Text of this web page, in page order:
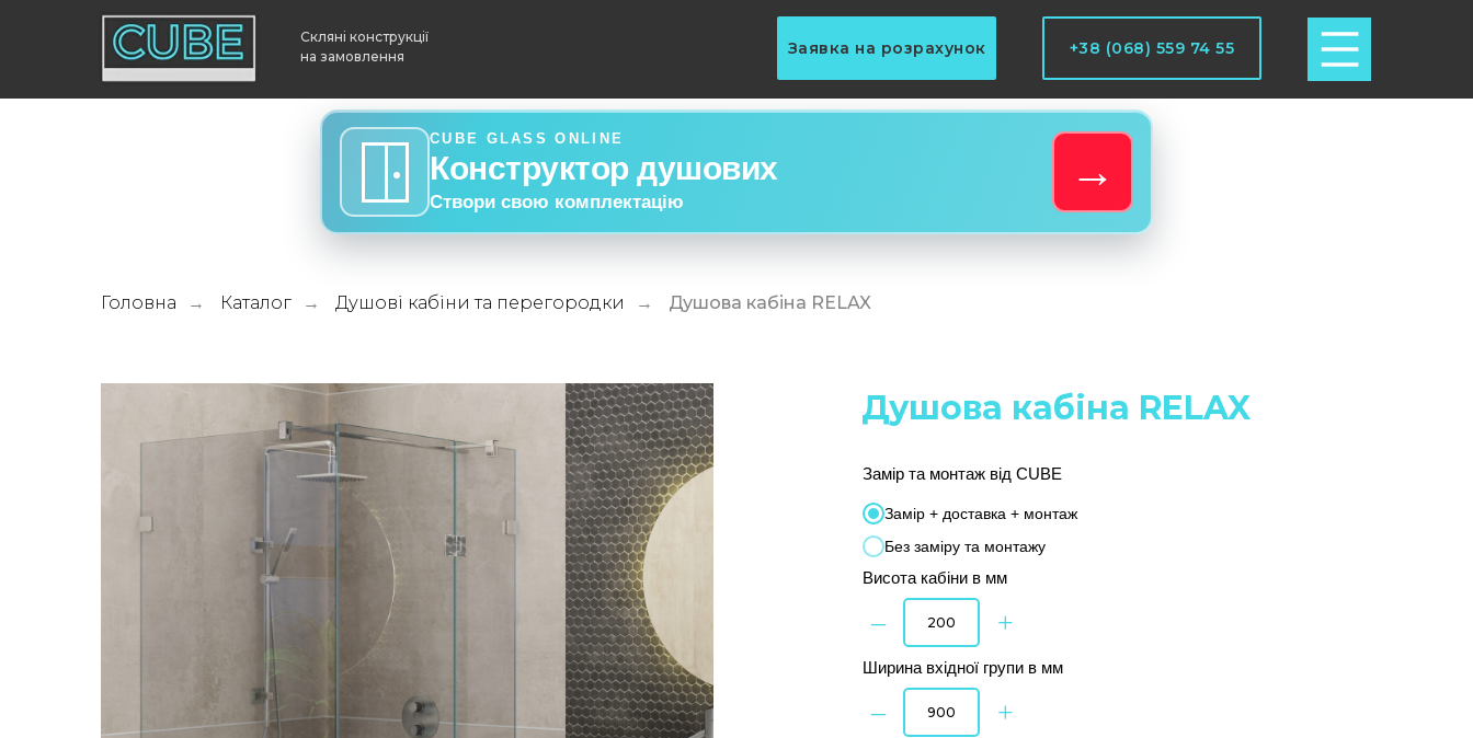
CUBE GLASS ONLINE
Конструктор душових
Створи свою комплектацію
→
Заявка на розрахунок
Скляні конструкції
на замовлення
+38 (068) 559 74 55
Головна → Каталог → Душові кабіни та перегородки → Душова кабіна RELAX
Душова кабіна RELAX
Замір та монтаж від CUBE
Замір + доставка + монтаж
Без заміру та монтажу
Висота кабіни в мм
– +
Ширина вхідної групи в мм
– +